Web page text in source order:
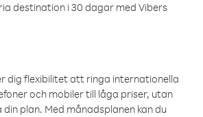
destination i 30 dagar med Vibers
dig flexibilitet att ringa internationella
och mobiler till låga priser, utan
plan. Med månadsplanen kan du